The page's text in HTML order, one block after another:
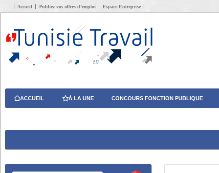
Accueil Publiez vos offres d’emploi Espace Entreprise
ACCUEIL À LA UNE CONCOURS FONCTION PUBLIQUE